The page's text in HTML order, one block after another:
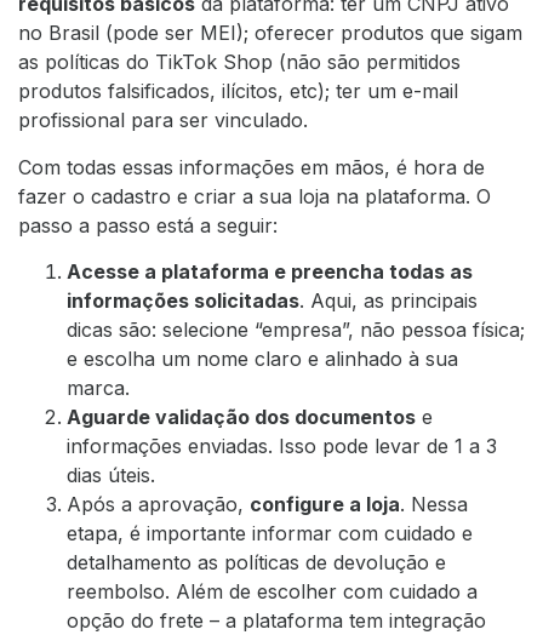
no Brasil (pode ser MEI); oferecer produtos que sigam
as políticas do TikTok Shop (não são permitidos
produtos falsificados, ilícitos, etc); ter um e-mail
profissional para ser vinculado.
Com todas essas informações em mãos, é hora de
fazer o cadastro e criar a sua loja na plataforma. O
passo a passo está a seguir:
Acesse a plataforma e preencha todas as
informações solicitadas. Aqui, as principais
dicas são: selecione “empresa”, não pessoa física;
e escolha um nome claro e alinhado à sua
marca.
Aguarde validação dos documentos e
informações enviadas. Isso pode levar de 1 a 3
dias úteis.
Após a aprovação, configure a loja. Nessa
etapa, é importante informar com cuidado e
detalhamento as políticas de devolução e
reembolso. Além de escolher com cuidado a
opção do frete – a plataforma tem integração